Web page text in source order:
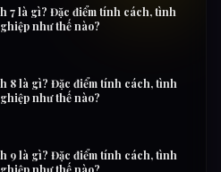
7 là gì? Đặc điểm tính cách, tình
như thế nào?
8 là gì? Đặc điểm tính cách, tình
như thế nào?
9 là gì? Đặc điểm tính cách, tình
như thế nào?